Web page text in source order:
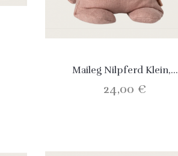
Maileg Nilpferd Klein,...
24,00 €